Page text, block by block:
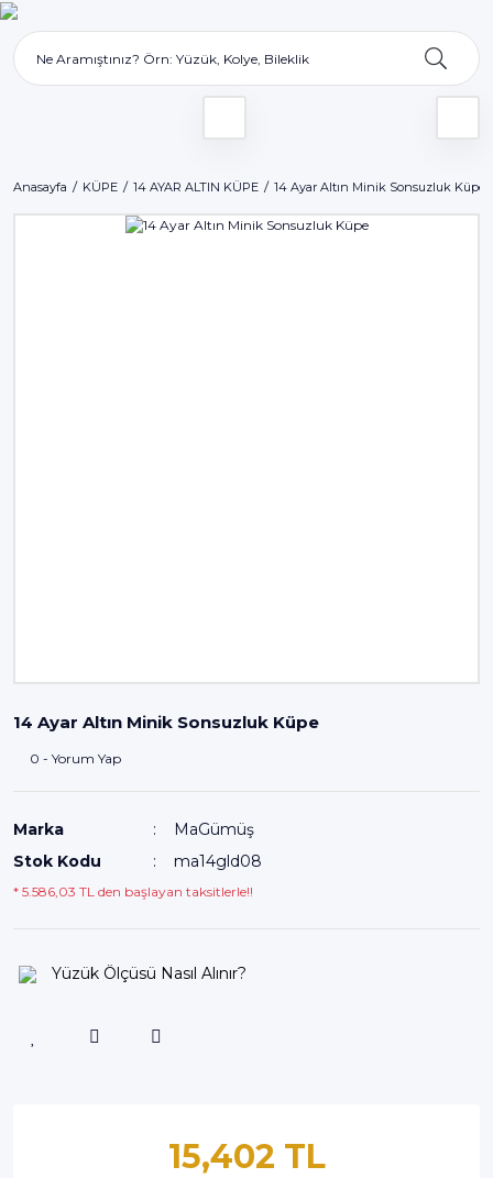
Anasayfa KÜPE 14 AYAR ALTIN KÜPE 14 Ayar Altın Minik Sonsuzluk Küpe
14 Ayar Altın Minik Sonsuzluk Küpe
0 - Yorum Yap
Marka
MaGümüş
Stok Kodu
ma14gld08
* 5.586,03 TL den başlayan taksitlerle!!
Yüzük Ölçüsü Nasıl Alınır?
15,402 TL